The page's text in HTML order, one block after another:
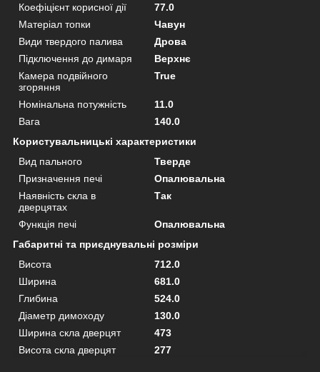
Коефіцієнт корисної дії
77.0
Матеріал топки
Чавун
Види твердого палива
Дрова
Підключення до димаря
Верхнє
Камера подвійного
згоряння
True
Номінальна потужність
11.0
Вага
140.0
Користувальницькі характеристики
Вид пального
Тверде
Призначення печі
Опалювальна
Наявність скла в
дверцятах
Так
Функція печі
Опалювальна
Габаритні та приєднувальні розміри
Висота
712.0
Ширина
681.0
Глибина
524.0
Діаметр димоходу
130.0
Ширина скла дверцят
473
Висота скла дверцят
277